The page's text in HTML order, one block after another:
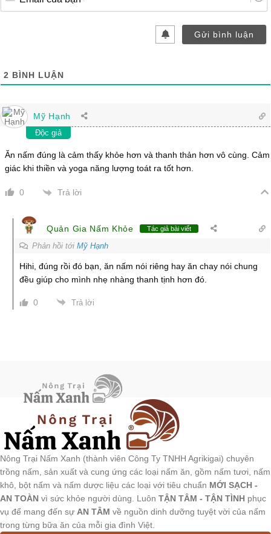
2 BÌNH LUẬN
Mỹ Hạnh
Độc giả
Ăn nấm đúng là cảm thấy khỏe hơn và thanh thản hơn vô cùng. Cảm
giác khi thiền và yoga năng lượng toát ra tốt hơn.
0 Trả lời
Quản Gia Nấm Khỏe Tác giả bài viết
Phản hồi tới Mỹ Hạnh
Hihi, đúng rồi đó bạn, ăn nấm nói riêng hay ăn chay nói chung
đều giúp cho mình nhẹ nhàng thanh tịnh hơn đó.
0 Trả lời
Nông Trại Nấm Xanh (thành viên Công Ty TNHH Agrikigai) chuyên
trồng nấm, sản xuất và cung ứng các loại nấm ăn, gồm nấm tươi, nấm
khô, bột nấm và nấm dược liệu các loại với tiêu chuẩn MỚI SẠCH -
AN TOÀN vì sức khỏe người dùng. Luôn TẬN TÂM - TẬN TÌNH phục
vụ để mang đến sự AN TÂM về nguồn dinh dưỡng tuyệt vời của nấm
trong từng bữa ăn của mỗi gia đình Việt.